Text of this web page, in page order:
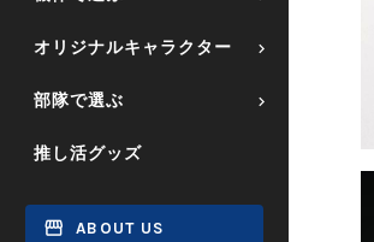
オリジナルキャラクター
部隊で選ぶ
推し活グッズ
ABOUT US